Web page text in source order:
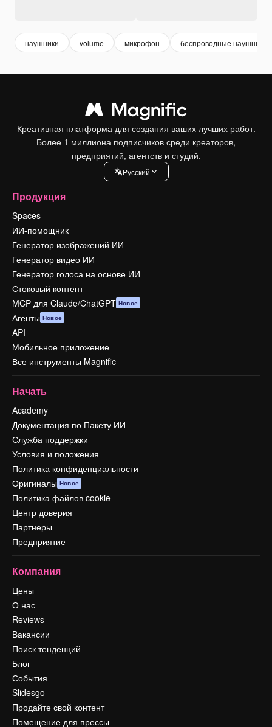
наушники volume микрофон беспроводные наушники
Креативная платформа для создания ваших лучших работ.
Более 1 миллиона подписчиков среди креаторов,
предприятий, агентств и студий.
Pусский
Продукция
Spaces
ИИ-помощник
Генератор изображений ИИ
Генератор видео ИИ
Генератор голоса на основе ИИ
Стоковый контент
MCP для Claude/ChatGPT Новое
Агенты Новое
API
Мобильное приложение
Все инструменты Magnific
Начать
Academy
Документация по Пакету ИИ
Служба поддержки
Условия и положения
Политика конфиденциальности
Оригиналы Новое
Политика файлов cookie
Центр доверия
Партнеры
Предприятие
Компания
Цены
О нас
Reviews
Вакансии
Поиск тенденций
Блог
События
Slidesgo
Продайте свой контент
Помещение для прессы